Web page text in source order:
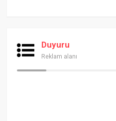
Duyuru
Reklam alanı